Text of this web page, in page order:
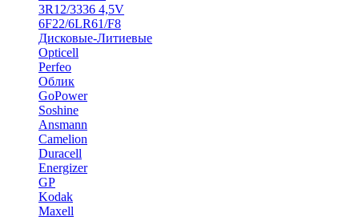
3R12/3336 4,5V
6F22/6LR61/F8
Дисковые-Литиевые
Opticell
Perfeo
Облик
GoPower
Soshine
Ansmann
Camelion
Duracell
Energizer
GP
Kodak
Maxell